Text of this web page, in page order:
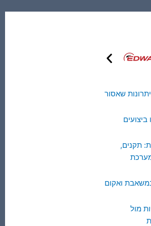
שאסור
תקנים,
ואקום
מול